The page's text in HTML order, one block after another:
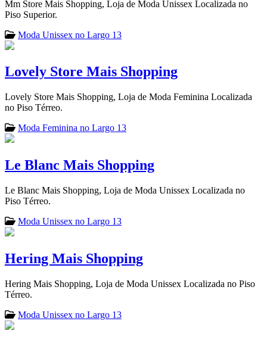
Mm Store Mais Shopping, Loja de Moda Unissex Localizada no
Piso Superior.
Moda Unissex no Largo 13
Lovely Store Mais Shopping
Lovely Store Mais Shopping, Loja de Moda Feminina Localizada
no Piso Térreo.
Moda Feminina no Largo 13
Le Blanc Mais Shopping
Le Blanc Mais Shopping, Loja de Moda Unissex Localizada no
Piso Térreo.
Moda Unissex no Largo 13
Hering Mais Shopping
Hering Mais Shopping, Loja de Moda Unissex Localizada no Piso
Térreo.
Moda Unissex no Largo 13